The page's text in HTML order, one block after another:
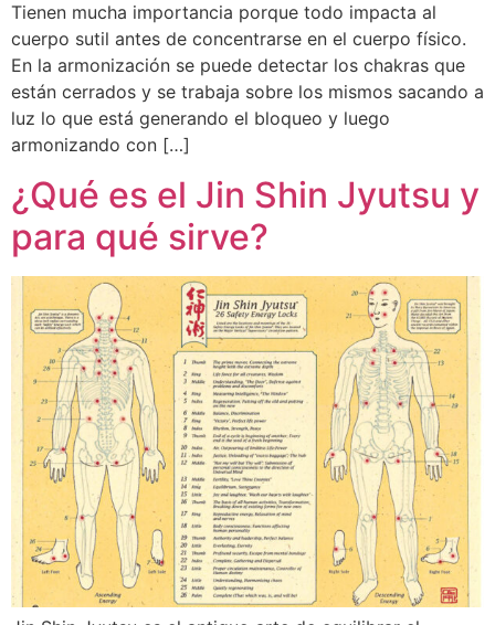
Tienen mucha importancia porque todo impacta al
cuerpo sutil antes de concentrarse en el cuerpo físico.
En la armonización se puede detectar los chakras que
están cerrados y se trabaja sobre los mismos sacando a
luz lo que está generando el bloqueo y luego
armonizando con […]
¿Qué es el Jin Shin Jyutsu y
para qué sirve?